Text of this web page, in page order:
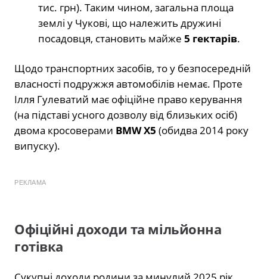
тис. грн). Таким чином, загальна площа
землі у Чукові, що належить дружині
посадовця, становить майже 5 гектарів.
Щодо транспортних засобів, то у безпосередній
власності подружжя автомобілів немає. Проте
Ілля Гулеватий має офіційне право керування
(на підставі усного дозволу від близьких осіб)
двома кросоверами BMW X5 (обидва 2014 року
випуску).
РЕКЛАМА
Офіційні доходи та мільйонна
готівка